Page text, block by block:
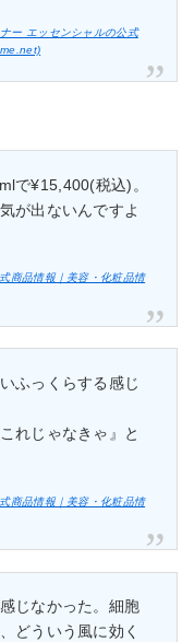
ー エッセンシャルの公式
で¥15,400(税込)。
が出ないんですよ
商品情報｜美容・化粧品情
ふっくらする感じ
れじゃなきゃ』と
商品情報｜美容・化粧品情
じなかった。細胞
どういう風に効く